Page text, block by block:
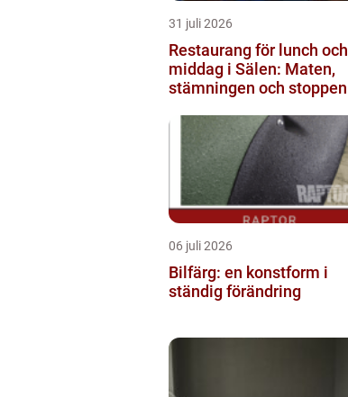
31 juli 2026
Restaurang för lunch och
middag i Sälen: Maten,
stämningen och stoppen
06 juli 2026
Bilfärg: en konstform i
ständig förändring